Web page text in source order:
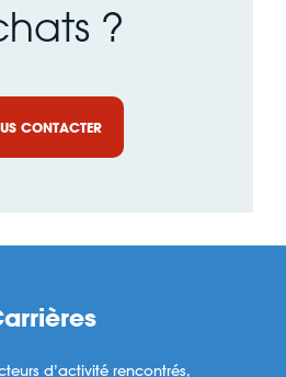
?
CONTACTER
d’activité rencontrés,